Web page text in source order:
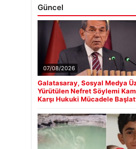
Güncel
07/08/2026
Galatasaray, Sosyal Medya
Yürütülen Nefret Söylemi
Karşı Hukuki Mücadele